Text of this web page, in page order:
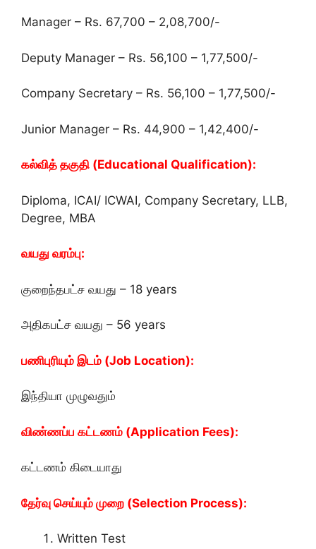
Manager – Rs. 67,700 – 2,08,700/-
Deputy Manager – Rs. 56,100 – 1,77,500/-
Company Secretary – Rs. 56,100 – 1,77,500/-
Junior Manager – Rs. 44,900 – 1,42,400/-
கல்வித் தகுதி (Educational Qualification):
Diploma, ICAI/ ICWAI, Company Secretary, LLB,
Degree, MBA
வயது வரம்பு:
குறைந்தபட்ச வயது – 18 years
அதிகபட்ச வயது – 56 years
பணிபுரியும் இடம் (Job Location):
இந்தியா முழுவதும்
விண்ணப்ப கட்டணம் (Application Fees):
கட்டணம் கிடையாது
தேர்வு செய்யும் முறை (Selection Process):
Written Test